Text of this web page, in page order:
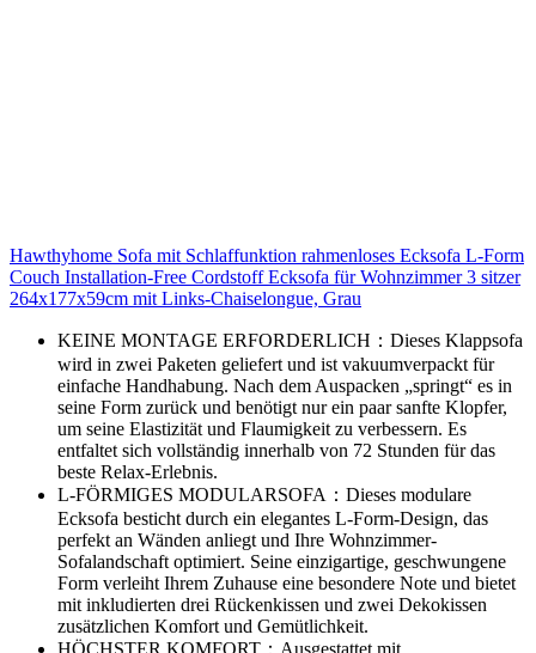
Hawthyhome Sofa mit Schlaffunktion rahmenloses Ecksofa L-Form
Couch Installation-Free Cordstoff Ecksofa für Wohnzimmer 3 sitzer
264x177x59cm mit Links-Chaiselongue, Grau
KEINE MONTAGE ERFORDERLICH：Dieses Klappsofa
wird in zwei Paketen geliefert und ist vakuumverpackt für
einfache Handhabung. Nach dem Auspacken „springt“ es in
seine Form zurück und benötigt nur ein paar sanfte Klopfer,
um seine Elastizität und Flaumigkeit zu verbessern. Es
entfaltet sich vollständig innerhalb von 72 Stunden für das
beste Relax-Erlebnis.
L-FÖRMIGES MODULARSOFA：Dieses modulare
Ecksofa besticht durch ein elegantes L-Form-Design, das
perfekt an Wänden anliegt und Ihre Wohnzimmer-
Sofalandschaft optimiert. Seine einzigartige, geschwungene
Form verleiht Ihrem Zuhause eine besondere Note und bietet
mit inkludierten drei Rückenkissen und zwei Dekokissen
zusätzlichen Komfort und Gemütlichkeit.
HÖCHSTER KOMFORT：Ausgestattet mit